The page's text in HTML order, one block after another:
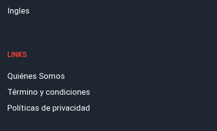
Ingles
LINKS
Quiénes Somos
Término y condiciones
Políticas de privacidad